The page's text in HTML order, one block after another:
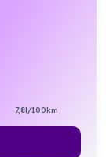
7,8l/100km